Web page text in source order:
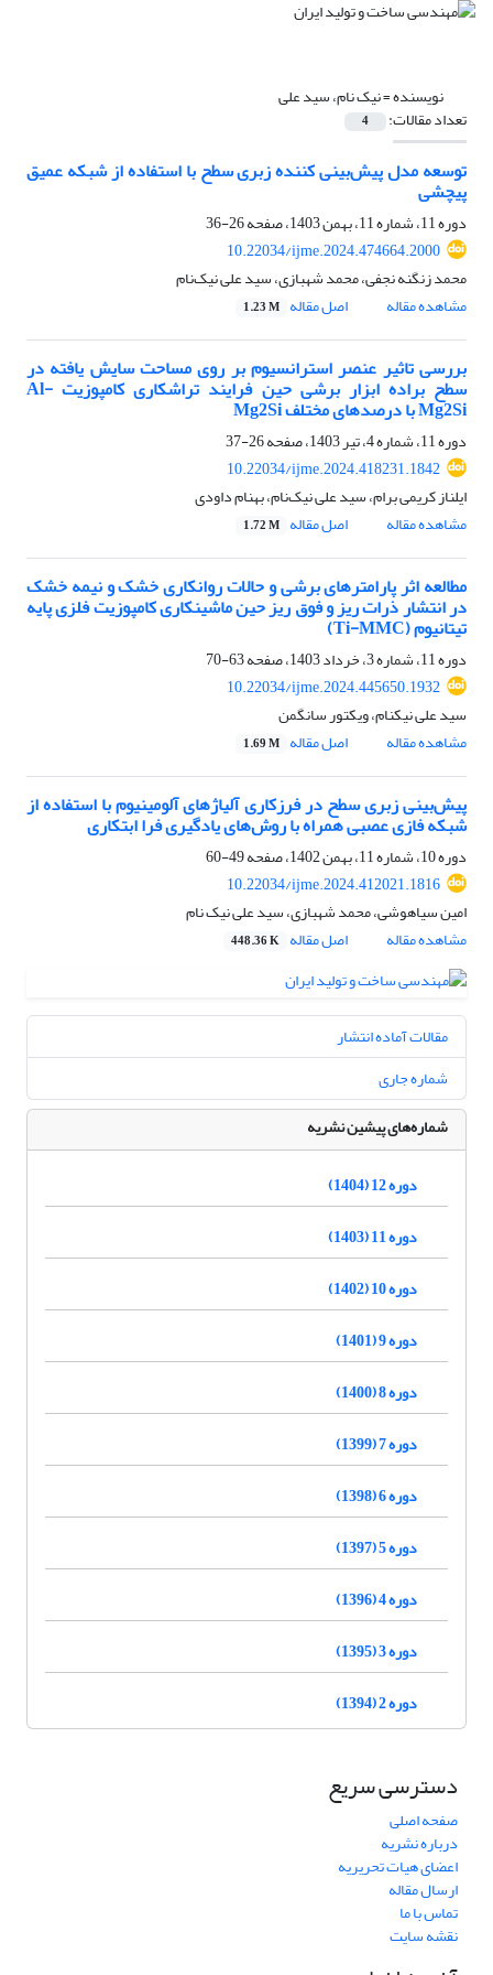
نویسنده =نیک نام، سید علی
تعداد مقالات: 4
توسعه مدل پیش‌بینی کننده زبری سطح با استفاده از شبکه عمیق
پیچشی
دوره 11، شماره 11، بهمن 1403، صفحه
26-36
10.22034/ijme.2024.474664.2000
محمد زنگنه نجفی، محمد شهبازی، سید علی نیک‌نام
مشاهده مقاله
اصل مقاله 1.23 M
بررسی تاثیر عنصر استرانسیوم بر روی مساحت سایش یافته در
سطح براده ابزار برشی حین فرایند تراشکاری کامپوزیت Al-
Mg2Si با درصدهای مختلف Mg2Si
دوره 11، شماره 4، تیر 1403، صفحه
26-37
10.22034/ijme.2024.418231.1842
ایلناز کریمی برام، سید علی نیک‌نام، بهنام داودی
مشاهده مقاله
اصل مقاله 1.72 M
مطالعه اثر پارامترهای برشی و حالات روانکاری خشک و نیمه خشک
در انتشار ذرات ریز و فوق ریز حین ماشینکاری کامپوزیت فلزی پایه
تیتانیوم (Ti-MMC)
دوره 11، شماره 3، خرداد 1403، صفحه
63-70
10.22034/ijme.2024.445650.1932
سید علی نیکنام، ویکتور سانگمن
مشاهده مقاله
اصل مقاله 1.69 M
پیش‌بینی زبری سطح در فرزکاری آلیاژهای آلومینیوم با استفاده از
شبکه فازی عصبی همراه با روش‌های یادگیری فرا ابتکاری
دوره 10، شماره 11، بهمن 1402، صفحه
49-60
10.22034/ijme.2024.412021.1816
امین سیاهوشی، محمد شهبازی، سید علی نیک نام
مشاهده مقاله
اصل مقاله 448.36 K
مقالات آماده انتشار
شماره جاری
شماره‌های پیشین نشریه
دوره 12 (1404)
دوره 11 (1403)
دوره 10 (1402)
دوره 9 (1401)
دوره 8 (1400)
دوره 7 (1399)
دوره 6 (1398)
دوره 5 (1397)
دوره 4 (1396)
دوره 3 (1395)
دوره 2 (1394)
دسترسی سریع
صفحه اصلی
درباره نشریه
اعضای هیات تحریریه
ارسال مقاله
تماس با ما
نقشه سایت